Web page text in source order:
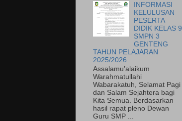
INFORMASI
KELULUSAN
PESERTA
DIDIK KELAS 9
SMPN 3
GENTENG
TAHUN PELAJARAN
2025/2026
Assalamu’alaikum
Warahmatullahi
Wabarakatuh, Selamat Pagi
dan Salam Sejahtera bagi
Kita Semua. Berdasarkan
hasil rapat pleno Dewan
Guru SMP ...